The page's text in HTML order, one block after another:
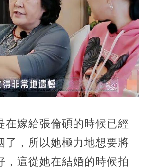
在嫁給張倫碩的時候已經
了，所以她極力地想要將
，這從她在結婚的時候拍